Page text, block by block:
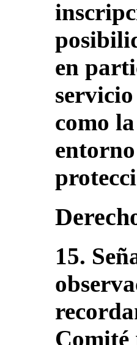
en
como
15.
Comité